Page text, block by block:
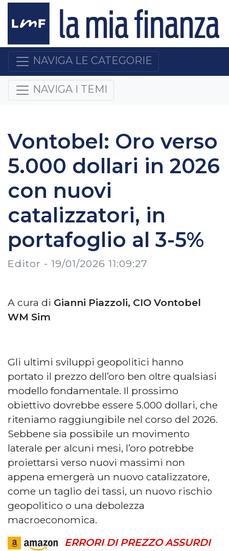
NAVIGA LE CATEGORIE
NAVIGA I TEMI
Vontobel: Oro verso
5.000 dollari in 2026
con nuovi
catalizzatori, in
portafoglio al 3-5%
Editor - 19/01/2026 11:09:27
A cura di Gianni Piazzoli, CIO Vontobel
WM Sim
Gli ultimi sviluppi geopolitici hanno
portato il prezzo dell’oro ben oltre qualsiasi
modello fondamentale. Il prossimo
obiettivo dovrebbe essere 5.000 dollari, che
riteniamo raggiungibile nel corso del 2026.
Sebbene sia possibile un movimento
laterale per alcuni mesi, l’oro potrebbe
proiettarsi verso nuovi massimi non
appena emergerà un nuovo catalizzatore,
come un taglio dei tassi, un nuovo rischio
geopolitico o una debolezza
macroeconomica.
ERRORI DI PREZZO ASSURDI